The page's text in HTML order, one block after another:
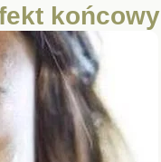
końcowy